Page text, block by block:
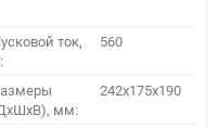
ток,
560
мм:
242x175x190